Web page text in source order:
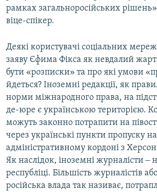
рамках загальноросійських
віце-спікер.
Деякі користувачі соціальних
заяву Єфима Фікса як невдалий
бути «розписки» та про які умови
йдеться? Іноземні редакції, як
норми міжнародного права, на
де-юре є українською територією.
можуть законно потрапити на
через українські пункти пропуску на
адміністративному кордоні з
Як наслідок, іноземні журналісти ‒
республіці. Більшість журналістів
російська влада так називає,